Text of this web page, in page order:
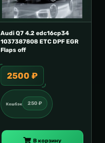
Audi Q7 4.2 edc16cp34
1037387808 ETC DPF EGR
Flaps off
2500 ₽
Кешбэк 250 ₽
В корзину